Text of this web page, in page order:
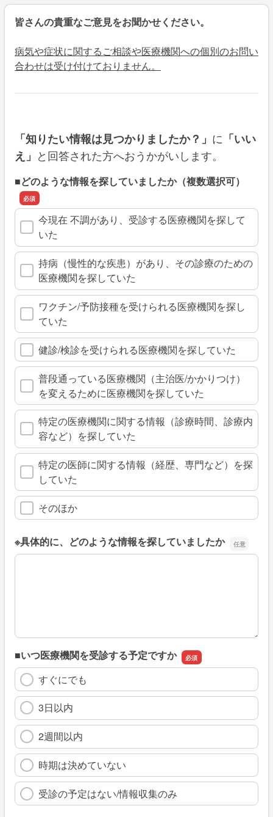
皆さんの貴重なご意見をお聞かせください。
病気や症状に関するご相談や医療機関への個別のお問い
合わせは受け付けておりません。
「知りたい情報は見つかりましたか？」 に 「いい
え」 と回答された方へおうかがいします。
■どのような情報を探していましたか（複数選択可）
今現在 不調があり、受診する医療機関を探して
いた
持病（慢性的な疾患）があり、その診療のための
医療機関を探していた
ワクチン/予防接種を受けられる医療機関を探し
ていた
健診/検診を受けられる医療機関を探していた
普段通っている医療機関（主治医/かかりつけ）
を変えるために医療機関を探していた
特定の医療機関に関する情報（診療時間、診療内
容など）を探していた
特定の医師に関する情報（経歴、専門など）を探
していた
そのほか
※具体的に、どのような情報を探していましたか
※具体的に、どのような情報を探していましたか
■いつ医療機関を受診する予定ですか
すぐにでも
3日以内
2週間以内
時期は決めていない
受診の予定はない/情報収集のみ